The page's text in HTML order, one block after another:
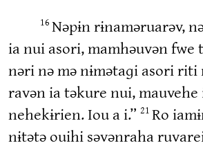
16 Nəpɨn rɨnaməruarəv,
ia nui asori, mamhəuvən fwe
nəri nə mə nɨmətaɡi asori riti
ravən ia təkure nui, mauvehe
nehekɨrien. Iou a i.” 21 Ro
nɨtətə ouihi səvənraha